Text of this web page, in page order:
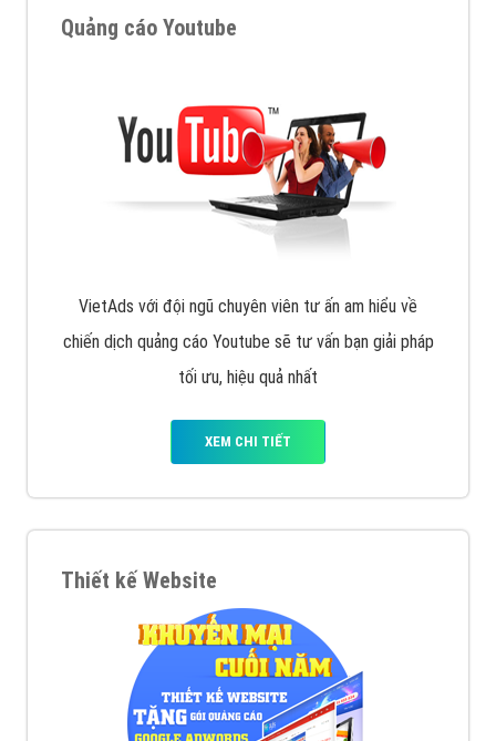
Quảng cáo Youtube
VietAds với đội ngũ chuyên viên tư ấn am hiểu về
chiến dịch quảng cáo Youtube sẽ tư vấn bạn giải pháp
tối ưu, hiệu quả nhất
XEM CHI TIẾT
Thiết kế Website